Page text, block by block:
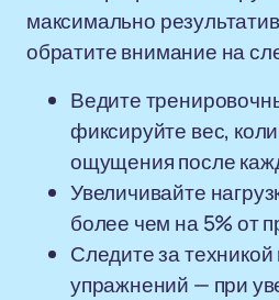
максимально
обратите внимание на
Ведите
фиксируйте вес,
ощущения после
Увеличивайте
более чем на 5% от
Следите за
упражнений — при